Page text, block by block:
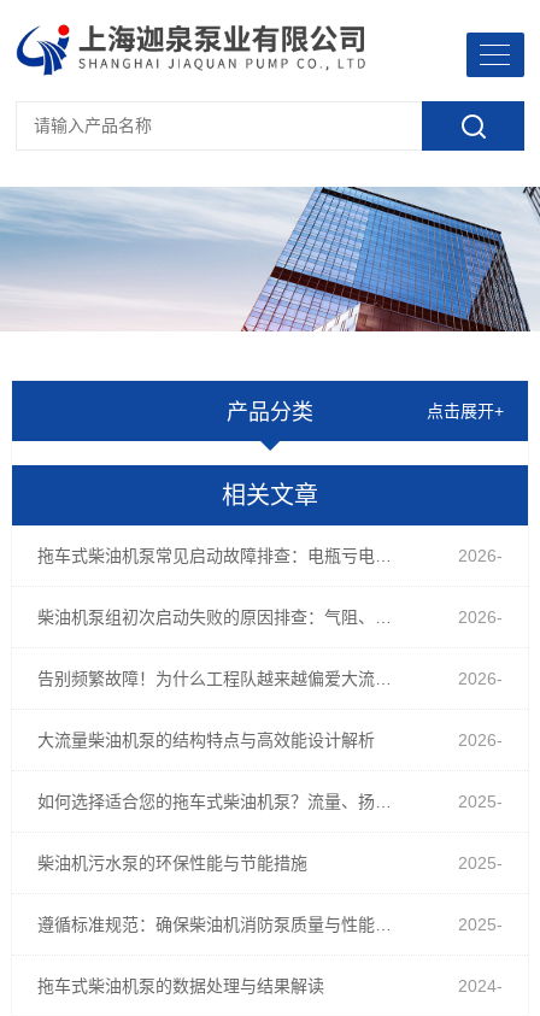
产品分类 点击展开+
相关文章
2026-
07-30
2026-
06-26
2026-
05-26
大流量柴油机泵的结构特点与高效能设计解析 2026-
03-05
2025-
12-04
柴油机污水泵的环保性能与节能措施 2025-
07-28
2025-
03-21
拖车式柴油机泵的数据处理与结果解读 2024-